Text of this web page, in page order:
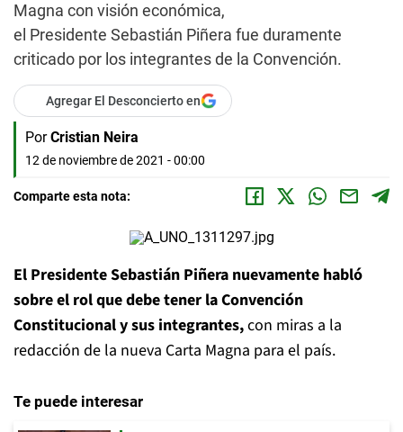
Magna con visión económica,
el Presidente Sebastián Piñera fue duramente
criticado por los integrantes de la Convención.
Agregar El Desconcierto en
Por Cristian Neira
12 de noviembre de 2021 - 00:00
Comparte esta nota:
El Presidente Sebastián Piñera nuevamente habló
sobre el rol que debe tener la Convención
Constitucional y sus integrantes,con miras a la
redacción de la nueva Carta Magna para el país.
Te puede interesar